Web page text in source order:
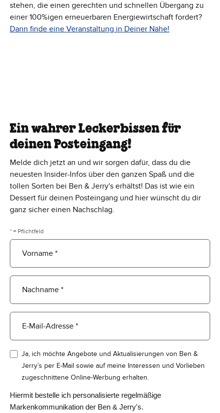
stehen, die einen gerechten und schnellen Übergang zu
einer 100%igen erneuerbaren Energiewirtschaft fordert?
Dann finde eine Veranstaltung in Deiner Nähe!
Ein wahrer Leckerbissen für
deinen Posteingang!
Melde dich jetzt an und wir sorgen dafür, dass du die
neuesten Insider-Infos über den ganzen Spaß und die
tollen Sorten bei Ben & Jerry's erhältst! Das ist wie ein
Dessert für deinen Posteingang und hier wünscht du dir
ganz sicher einen Nachschlag.
* = Pflichtfeld
Vorname *
Nachname *
E-Mail-Adresse *
Ja, ich möchte Angebote und Aktualisierungen von Ben &
Jerry’s per E-Mail sowie auf meine Interessen und Vorlieben
zugeschnittene Online-Werbung erhalten.
Hiermit bestelle ich personalisierte regelmäßige
Markenkommunikation der Ben & Jerry's.